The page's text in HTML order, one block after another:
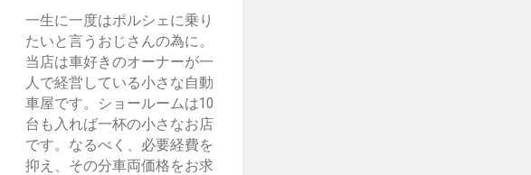
一生に一度はポルシェに乗り
たいと言うおじさんの為に。
当店は車好きのオーナーが一
人で経営している小さな自動
車屋です。ショールームは10
台も入れば一杯の小さなお店
です。なるべく、必要経費を
抑え、その分車両価格をお求